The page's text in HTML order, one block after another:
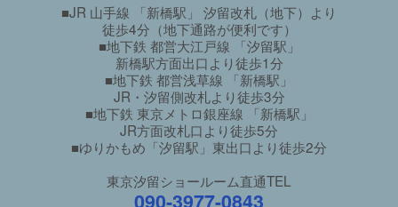
■JR 山手線 「新橋駅」 汐留改札（地下）より
徒歩4分（地下通路が便利です）
■地下鉄 都営大江戸線 「汐留駅」
新橋駅方面出口より徒歩1分
■地下鉄 都営浅草線 「新橋駅」
JR・汐留側改札より徒歩3分
■地下鉄 東京メトロ銀座線 「新橋駅」
JR方面改札口より徒歩5分
■ゆりかもめ「汐留駅」東出口より徒歩2分
東京汐留ショールーム直通TEL
090-3977-0843